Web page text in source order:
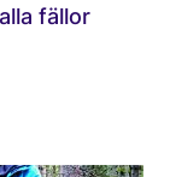
fällor